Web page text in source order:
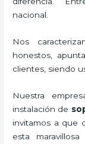
nacional.
Nos
honestos,
clientes, siendo
Nuestra
instalación de
invitamos a que
esta